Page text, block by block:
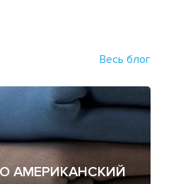
Весь блог
АМЕРИКАНСКИЙ